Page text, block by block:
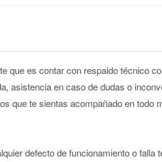
es contar con respaldo técnico
en caso de dudas o
que te sientas acompañado en
defecto de funcionamiento o